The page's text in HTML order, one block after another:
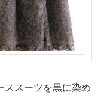
ススーツを黒に染め